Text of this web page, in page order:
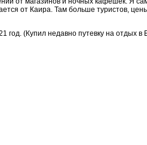
от Каира. Там больше туристов,
год. (Купил недавно путевку на отдых